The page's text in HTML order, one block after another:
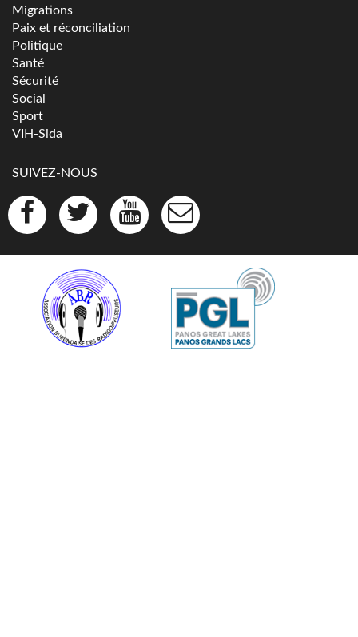
Migrations
Paix et réconciliation
Politique
Santé
Sécurité
Social
Sport
VIH-Sida
SUIVEZ-NOUS